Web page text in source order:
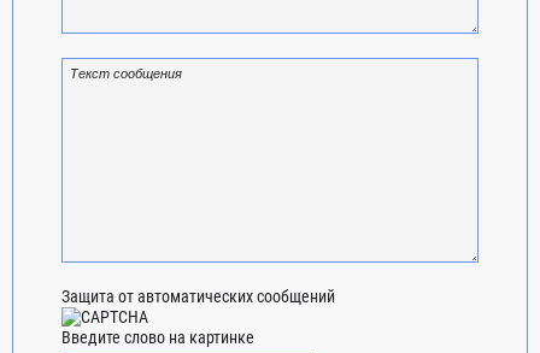
Защита от автоматических сообщений
Введите слово на картинке